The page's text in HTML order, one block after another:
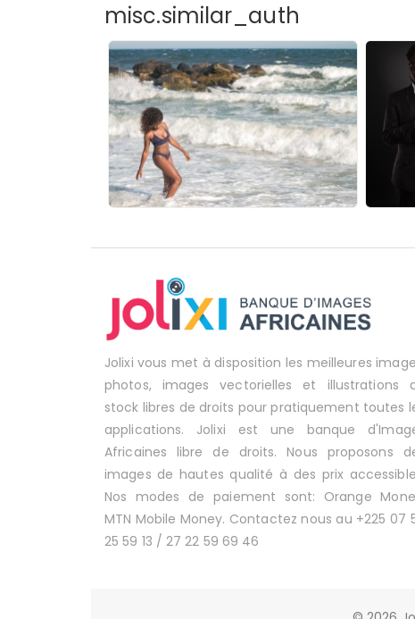
misc.similar_auth
Jolixi vous met à disposition les meilleures
photos, images vectorielles et illustrations
stock libres de droits pour pratiquement toutes
applications. Jolixi est une banque
Africaines libre de droits. Nous proposons
images de hautes qualité à des prix
Nos modes de paiement sont: Orange
MTN Mobile Money. Contactez nous au +225 07
25 59 13 / 27 22 59 69 46